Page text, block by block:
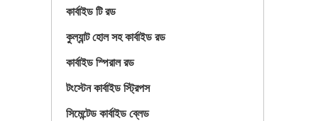
কার্বাইড টি রড
কুল্যান্ট হোল সহ কার্বাইড রড
কার্বাইড স্পিরাল রড
টংস্টেন কার্বাইড স্ট্রিপস
সিমেন্টেড কার্বাইড ব্লেড